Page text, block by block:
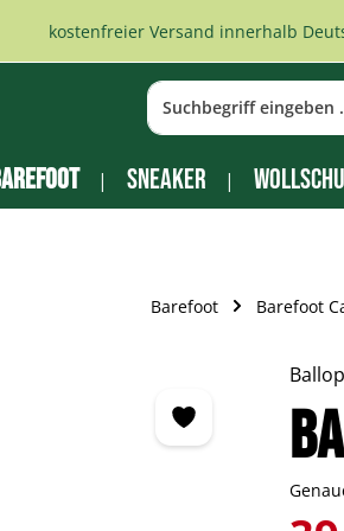
kostenfreier Versand innerhalb
Sneaker
Barefoot Barefoot
Ballop